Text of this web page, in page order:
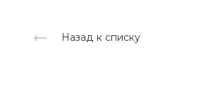
Назад к списку